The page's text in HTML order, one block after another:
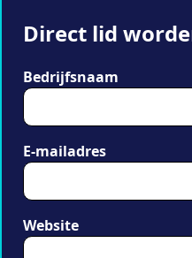
Direct lid
Bedrijfsnaam
E-mailadres
Website